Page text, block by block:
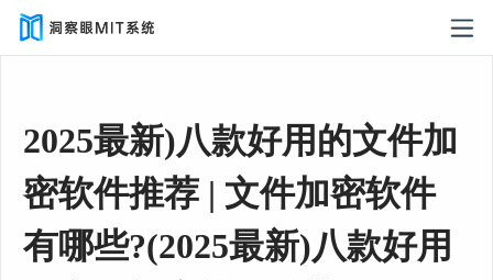
2025最新)八款好用的文件加
密软件推荐 | 文件加密软件
有哪些?(2025最新)八款好用